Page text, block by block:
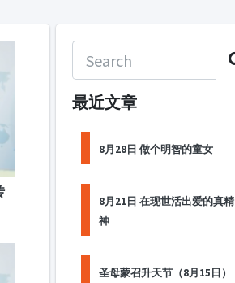
最近文章
8月28日 做个明智的童女
8月21日 在现世活出爱的真精
神
圣母蒙召升天节（8月15日）